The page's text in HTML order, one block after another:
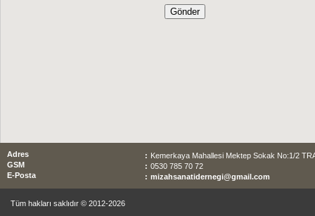
Adres : Kemerkaya Mahallesi Mektep Sokak No:1/2
GSM
: 0530 785 70 72
E-Posta
: mizahsanatidernegi@gmail.com
Tüm hakları saklıdır © 2012-2026